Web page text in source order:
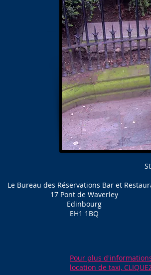
Le Bureau des Réservations Bar et
17 Pont de Waverley
Edinbourg
EH1 1BQ
Pour plus
location de taxi,